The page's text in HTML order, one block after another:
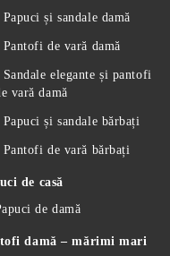
Papuci și sandale damă
Pantofi de vară damă
Sandale elegante și pantofi
vară damă
Papuci și sandale bărbați
Pantofi de vară bărbați
de casă
de damă
damă – mărimi mari